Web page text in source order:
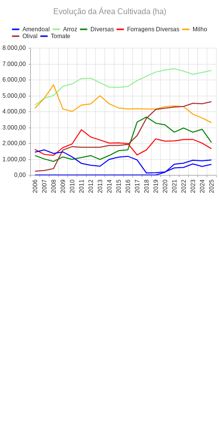
2006 2007 2008 2009 2010 2011 2012 2013 2014 2015 2016 2017 2018 2019 2020 2021 2022 2023 2024 2025
0,00
1.000,00
2.000,00
3.000,00
4.000,00
5.000,00
6.000,00
7.000,00
8.000,00
Evolução da Área Cultivada (ha)
Amendoal Arroz Diversas Forragens Diversas
Milho
Olival
Tomate